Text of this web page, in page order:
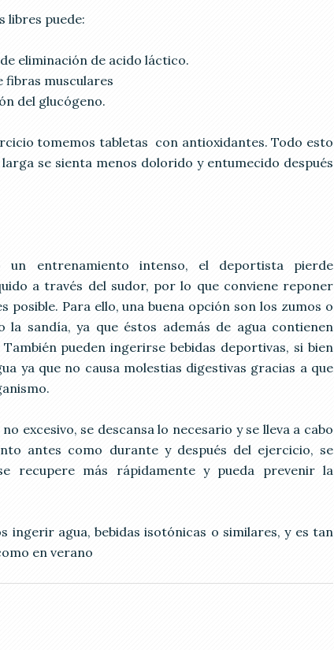
libres puede:
eliminación de acido láctico.
fibras musculares
del glucógeno.
tomemos tabletas con antioxidantes. Todo esto
se sienta menos dolorido y entumecido después
un entrenamiento intenso, el deportista pierde
a través del sudor, por lo que conviene reponer
posible. Para ello, una buena opción son los zumos o
sandía, ya que éstos además de agua contienen
pueden ingerirse bebidas deportivas, si bien
ya que no causa molestias digestivas gracias a que
excesivo, se descansa lo necesario y se lleva a cabo
antes como durante y después del ejercicio, se
recupere más rápidamente y pueda prevenir la
ingerir agua, bebidas isotónicas o similares, y es tan
en verano